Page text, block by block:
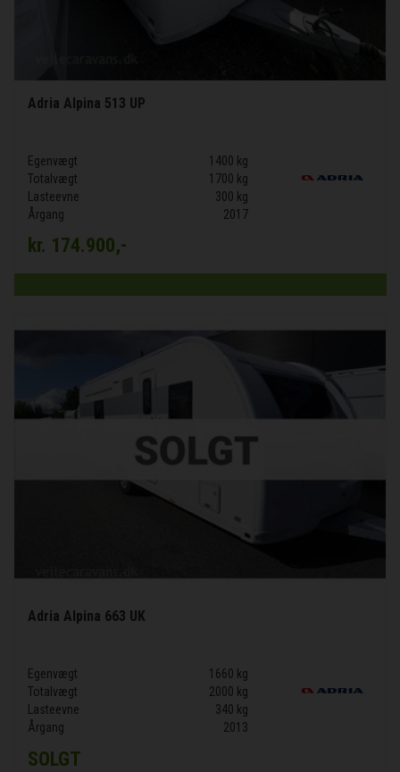
Adria Alpina 513 UP
Egenvægt
1400 kg
Totalvægt
1700 kg
Lasteevne
300 kg
Årgang
2017
kr. 174.900,-
Adria Alpina 663 UK
Egenvægt
1660 kg
Totalvægt
2000 kg
Lasteevne
340 kg
Årgang
2013
SOLGT